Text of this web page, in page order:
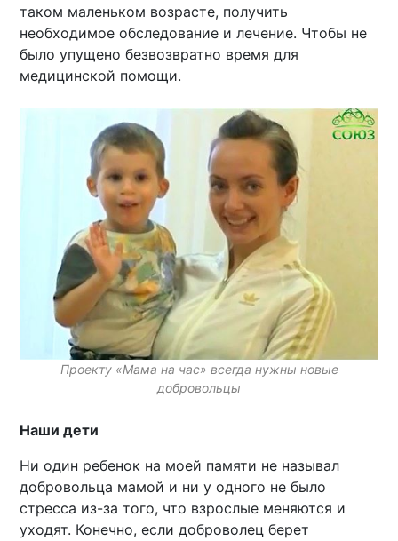
таком маленьком возрасте, получить
необходимое обследование и лечение. Чтобы не
было упущено безвозвратно время для
медицинской помощи.
Проекту «Мама на час» всегда нужны новые
добровольцы
Наши дети
Ни один ребенок на моей памяти не называл
добровольца мамой и ни у одного не было
стресса из-за того, что взрослые меняются и
уходят. Конечно, если доброволец берет